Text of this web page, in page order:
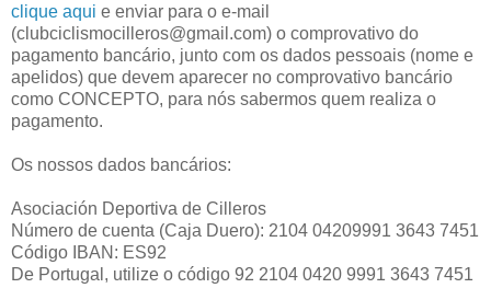
clique aqui e enviar para o e-mail
(clubciclismocilleros@gmail.com) o comprovativo do
pagamento bancário, junto com os dados pessoais (nome e
apelidos) que devem aparecer no comprovativo bancário
como CONCEPTO, para nós sabermos quem realiza o
pagamento.
Os nossos dados bancários:
Asociación Deportiva de Cilleros
Número de cuenta (Caja Duero): 2104 04209991 3643 7451
Código IBAN: ES92
De Portugal, utilize o código 92 2104 0420 9991 3643 7451